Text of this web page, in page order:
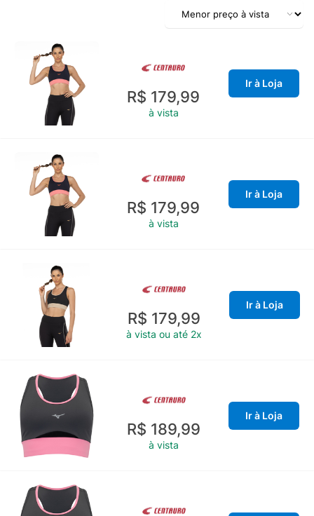
R$ 179,99
à vista
Ir à Loja
R$ 179,99
à vista
Ir à Loja
R$ 179,99
à vista ou até 2x
Ir à Loja
R$ 189,99
à vista
Ir à Loja